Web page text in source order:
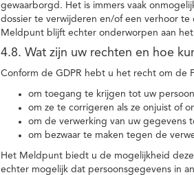
gewaarborgd. Het is immers vaak
dossier te verwijderen en/of een verhoor
Meldpunt blijft echter onderworpen aan
4.8. Wat zijn uw rechten en hoe
Conform de GDPR hebt u het recht om de
om toegang te krijgen tot uw
om ze te corrigeren als ze onjuist of
om de verwerking van uw gegevens
om bezwaar te maken tegen de
Het Meldpunt biedt u de mogelijkheid
echter mogelijk dat persoonsgegevens in